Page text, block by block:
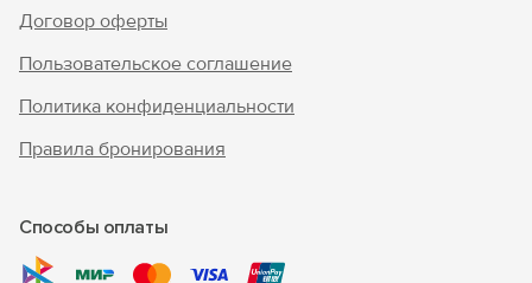
Договор оферты
Пользовательское соглашение
Политика конфиденциальности
Правила бронирования
Способы оплаты